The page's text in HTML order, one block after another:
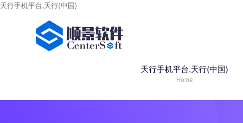
天行手机平台,天行(中国)
天行手机平台,天行(中国)
Home